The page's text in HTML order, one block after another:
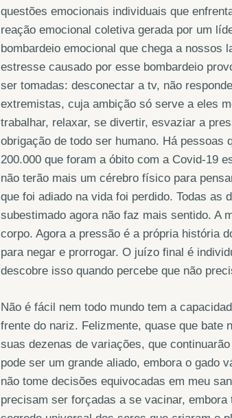
questões emocionais individuais que
reação emocional coletiva gerada por um
bombardeio emocional que chega a
estresse causado por esse bombardeio
ser tomadas: desconectar a tv, não
extremistas, cuja ambição só serve a eles
trabalhar, relaxar, se divertir, esvaziar a
obrigação de todo ser humano. Há pessoas
200.000 que foram a óbito com a Covid-19
não terão mais um cérebro físico para
que foi adiado na vida foi perdido. Todas as
subestimado agora não faz mais sentido. A
corpo. Agora a pressão é a própria história
para negar e prorrogar. O juízo final é
descobre isso quando percebe que não
Não é fácil nem todo mundo tem a
frente do nariz. Felizmente, quase que bate
suas dezenas de variações, que
pode ser um grande aliado, embora o gado
não tome decisões equivocadas em meu
precisam ser forçadas a se vacinar,